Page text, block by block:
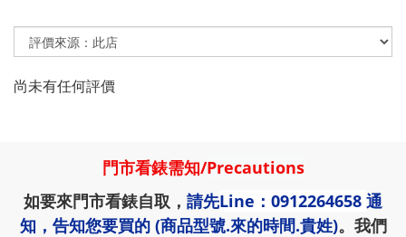
尚未有任何評價
門市看錶需知/Precautions
如要來門市看錶自取， 請先Line：0912264658 通
知，告知您要買的 (商品型號.來的時間.貴姓)。我們